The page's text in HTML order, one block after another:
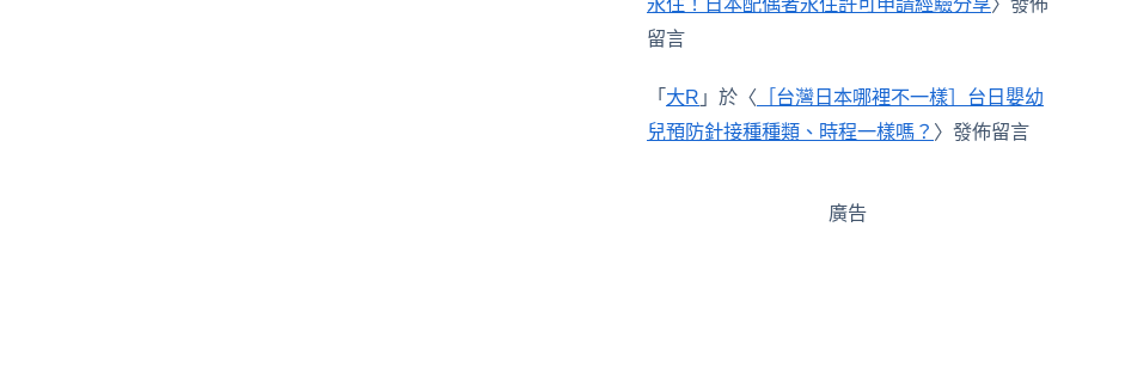
留言
「 大R 」於〈 ［台灣日本哪裡不一樣］台日嬰幼
兒預防針接種種類、時程一樣嗎？ 〉發佈留言
廣告